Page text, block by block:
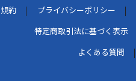
約
プライバシーポリシー
特定商取引法に基づく表示
よくある質問